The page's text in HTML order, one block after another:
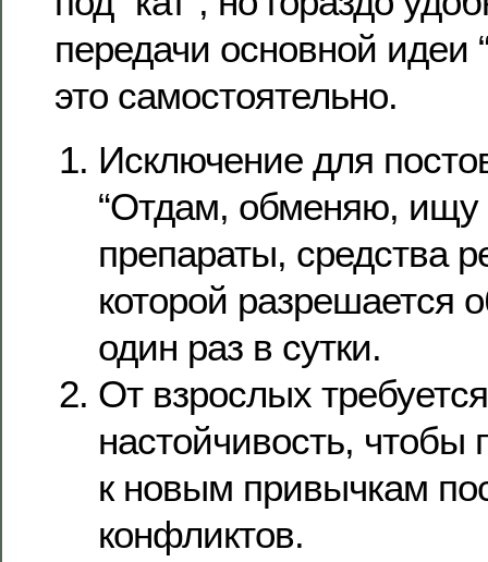
передачи основной идеи
это самостоятельно.
Исключение для
“Отдам, обменяю, ищу
препараты, средства
которой разрешается
один раз в сутки.
От взрослых
настойчивость, чтобы
к новым привычкам
конфликтов.